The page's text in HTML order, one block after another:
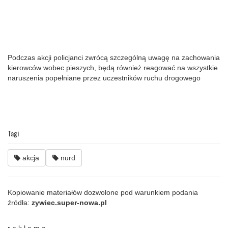
Podczas akcji policjanci zwrócą szczególną uwagę na zachowania
kierowców wobec pieszych, będą również reagować na wszystkie
naruszenia popełniane przez uczestników ruchu drogowego
Tagi
akcja nurd
Kopiowanie materiałów dozwolone pod warunkiem podania
źródła: zywiec.super-nowa.pl